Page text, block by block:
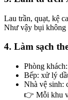
Panel
Panel
Lau trần, quạt, kệ
Như vậy bụi không
4. Làm sạch
Phòng
Bếp: xử lý
Nhà vệ sinh:
👉 Mỗi khu